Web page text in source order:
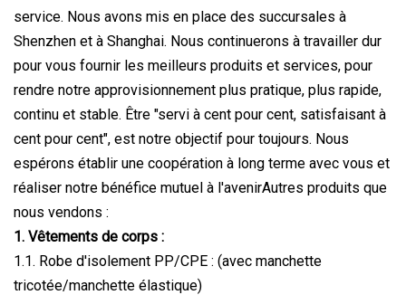
service. Nous avons mis en place des succursales à
Shenzhen et à Shanghai. Nous continuerons à travailler dur
pour vous fournir les meilleurs produits et services, pour
rendre notre approvisionnement plus pratique, plus rapide,
continu et stable. Être "servi à cent pour cent, satisfaisant à
cent pour cent", est notre objectif pour toujours. Nous
espérons établir une coopération à long terme avec vous et
réaliser notre bénéfice mutuel à l'avenirAutres produits que
nous vendons :
1. Vêtements de corps :
1.1. Robe d'isolement PP/CPE : (avec manchette
tricotée/manchette élastique)